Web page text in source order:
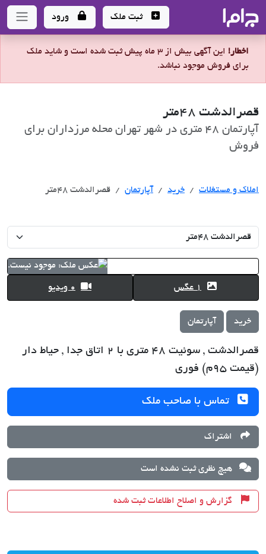
- سامانه جامع املاک و مشاورین املاک
ثبت ملک ورود
اخطار!
این آگهی بیش از 3 ماه پیش ثبت شده است و شاید ملک
برای فروش موجود نباشد.
قصرالدشت 48متر
آپارتمان 48 متری در شهر تهران محله مرزداران برای
فروش
املاک و مستغلات خرید خرید
آپارتمان قصرالدشت 48متر
1 عگس 0 ویدیو
خرید آپارتمان
قصرالدشت , سوئیت 48 متری با 2 اتاق جدا , حیاط دار
(قیمت 95م) فوری
تماس با صاحب ملک
اشتراک
هیچ نظری ثبت نشده است
گزارش و اصلاح اطلاعات ثبت شده